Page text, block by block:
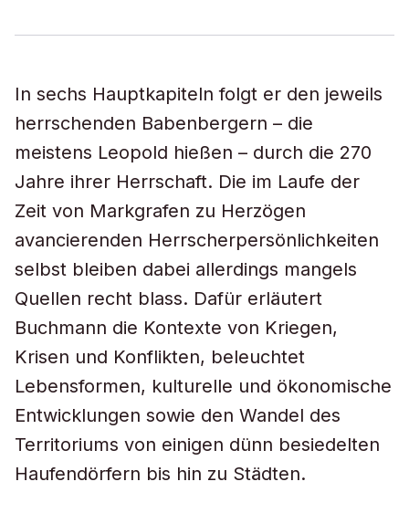
In sechs Hauptkapiteln folgt er den jeweils
herrschenden Babenbergern – die
meistens Leopold hießen – durch die 270
Jahre ihrer Herrschaft. Die im Laufe der
Zeit von Markgrafen zu Herzögen
avancierenden Herrscherpersönlichkeiten
selbst bleiben dabei allerdings mangels
Quellen recht blass. Dafür erläutert
Buchmann die Kontexte von Kriegen,
Krisen und Konflikten, beleuchtet
Lebensformen, kulturelle und ökonomische
Entwicklungen sowie den Wandel des
Territoriums von einigen dünn besiedelten
Haufendörfern bis hin zu Städten.